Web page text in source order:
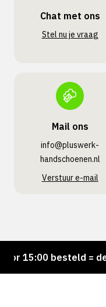
Chat met ons
Stel nu je vraag
Mail ons
info@pluswerk­
handschoenen.nl
Verstuur e-mail
15:00 besteld =